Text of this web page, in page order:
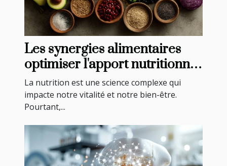
Les synergies alimentaires
optimiser l'apport nutritionnel
par des combinaisons
stratégiques d'aliments
La nutrition est une science complexe qui
impacte notre vitalité et notre bien-être.
Pourtant,...